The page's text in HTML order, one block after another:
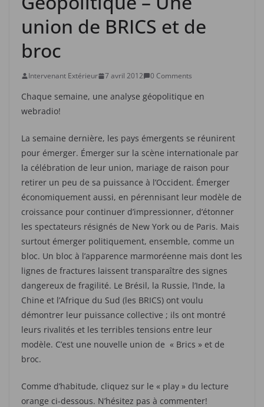
union de BRICS et de
broc
Intervenant Extérieur 7 avril 2012 0 Comments
Chaque semaine, une analyse géopolitique en
webradio!
La semaine dernière, les pays émergents se réunirent
pour émerger. Émerger sur la scène internationale par
la célébration de leur union, mariage de raison pour
retirer un peu de sa puissance à l’Occident. Émerger
économiquement aussi, en pérennisant leur modèle de
croissance pour continuer d’impressionner, d’étonner
les spectateurs résignés de New York ou de Paris. Mais
surtout émerger politiquement, ensemble, comme un
bloc. Un bloc à l’apparence marmoréenne mais dont les
lignes de fractures laissent transparaître des signes
dangereux de fragilité. Le Brésil, la Russie, l’Inde, la
Chine et l’Afrique du Sud (les BRICS) ont voulu
démontrer leur puissance collective ; ils ont montré
leurs rivalités et les terribles tensions entre leur
modèle. C’est une nouvelle union de « Brics » et de
broc.
Comme d’habitude, cliquez sur le « play » du lecture
orange ci-dessous. N’hésitez pas à commenter!